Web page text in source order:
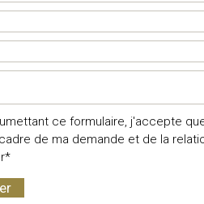
ce formulaire, j'accepte
de ma demande et de la